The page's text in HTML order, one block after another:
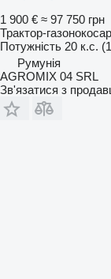
1 900 € ≈ 97 750 грн
Трактор-
Потужність 20 к.с.
Румунія
AGROMIX 04 SRL
Зв'язатися з